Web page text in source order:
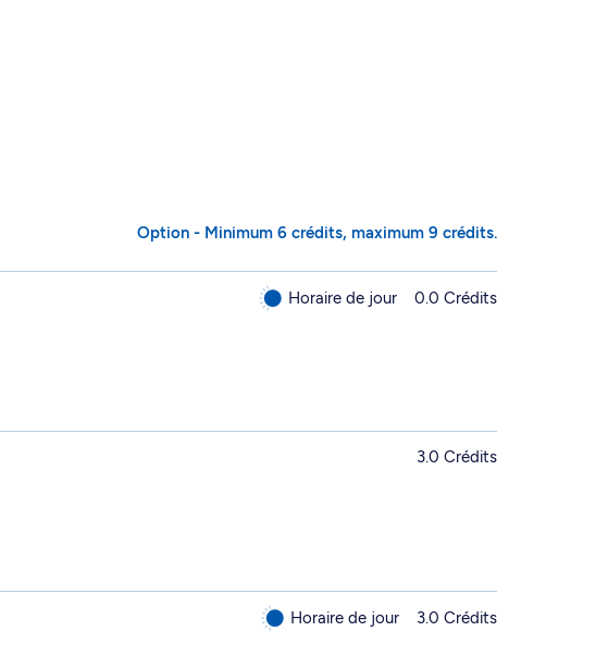
Option - Minimum 6 crédits, maximum 9 crédits.
Horaire de jour 0.0 Crédits
3.0 Crédits
Horaire de jour 3.0 Crédits